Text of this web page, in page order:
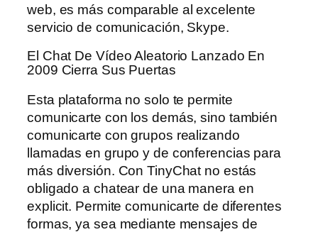
web, es más comparable al excelente
servicio de comunicación, Skype.
El Chat De Vídeo Aleatorio Lanzado En
2009 Cierra Sus Puertas
Esta plataforma no solo te permite
comunicarte con los demás, sino también
comunicarte con grupos realizando
llamadas en grupo y de conferencias para
más diversión. Con TinyChat no estás
obligado a chatear de una manera en
explicit. Permite comunicarte de diferentes
formas, ya sea mediante mensajes de